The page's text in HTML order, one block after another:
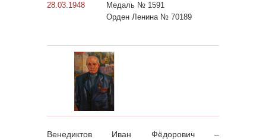
28.03.1948
Медаль № 1591
Орден Ленина № 70189
Венедиктов Иван Фёдорович –